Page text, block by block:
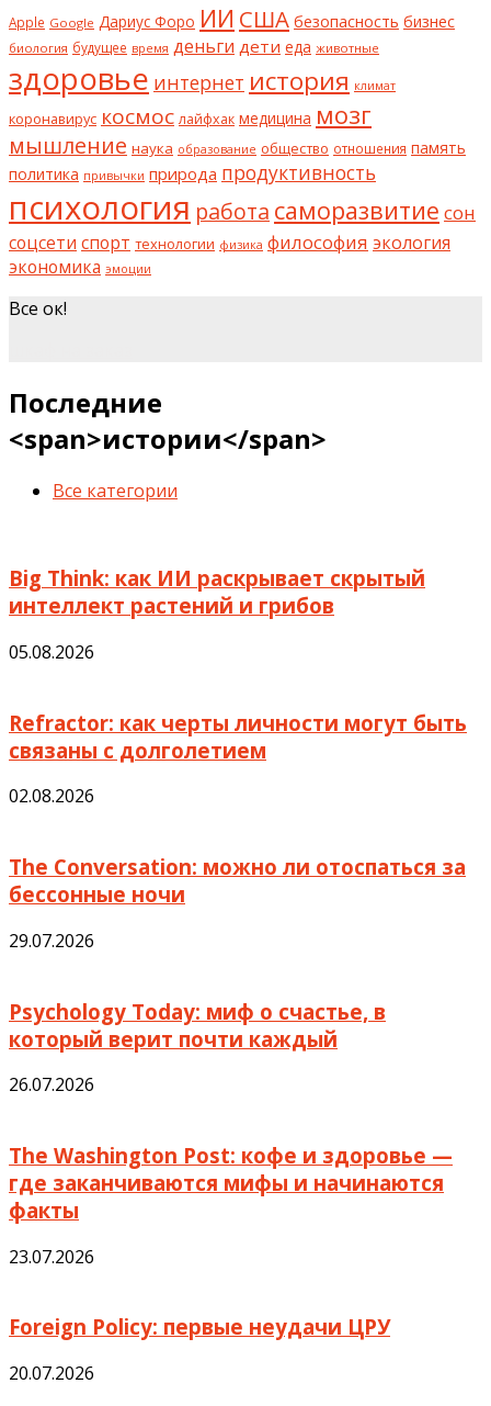
Apple Google Дариус Форо ИИ США безопасность бизнес
биология будущее время деньги дети еда животные
здоровье интернет история климат
коронавирус космос лайфхак медицина мозг
мышление наука образование общество отношения память
политика привычки природа продуктивность
психология работа саморазвитие сон
соцсети спорт технологии физика философия экология
экономика эмоции
Все ок!
Последние
<span>истории</span>
Все категории
Big Think: как ИИ раскрывает скрытый
интеллект растений и грибов
05.08.2026
Refractor: как черты личности могут быть
связаны с долголетием
02.08.2026
The Conversation: можно ли отоспаться за
бессонные ночи
29.07.2026
Psychology Today: миф о счастье, в
который верит почти каждый
26.07.2026
The Washington Post: кофе и здоровье —
где заканчиваются мифы и начинаются
факты
23.07.2026
Foreign Policy: первые неудачи ЦРУ
20.07.2026